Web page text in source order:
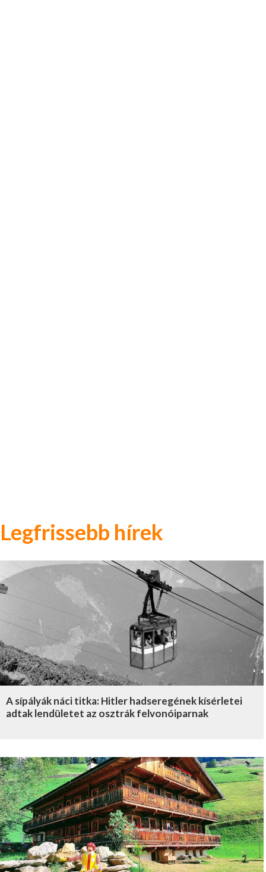
Legfrissebb hírek
A sípályák náci titka: Hitler hadseregének kísérletei
adtak lendületet az osztrák felvonóiparnak